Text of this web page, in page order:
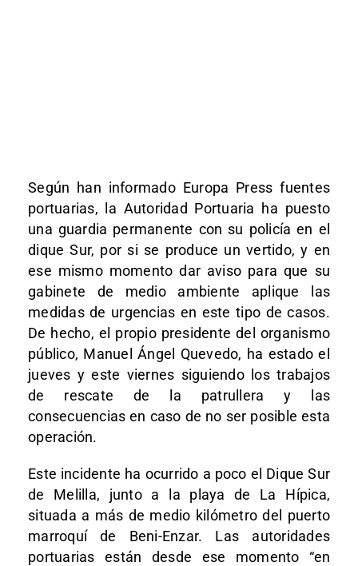
Según han informado Europa Press fuentes
portuarias, la Autoridad Portuaria ha puesto
una guardia permanente con su policía en el
dique Sur, por si se produce un vertido, y en
ese mismo momento dar aviso para que su
gabinete de medio ambiente aplique las
medidas de urgencias en este tipo de casos.
De hecho, el propio presidente del organismo
público, Manuel Ángel Quevedo, ha estado el
jueves y este viernes siguiendo los trabajos
de rescate de la patrullera y las
consecuencias en caso de no ser posible esta
operación.
Este incidente ha ocurrido a poco el Dique Sur
de Melilla, junto a la playa de La Hípica,
situada a más de medio kilómetro del puerto
marroquí de Beni-Enzar. Las autoridades
portuarias están desde ese momento “en